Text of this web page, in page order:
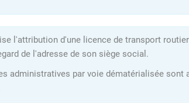
l'attribution d'une licence de transport
de l'adresse de son siège social.
administratives par voie dématérialisée sont